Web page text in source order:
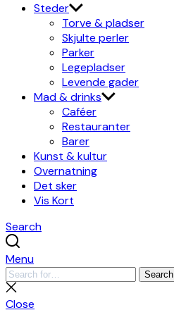
Steder
Torve & pladser
Skjulte perler
Parker
Legepladser
Levende gader
Mad & drinks
Caféer
Restauranter
Barer
Kunst & kultur
Overnatning
Det sker
Vis Kort
Search
Menu
Search
for:
Search
Close
search
Close